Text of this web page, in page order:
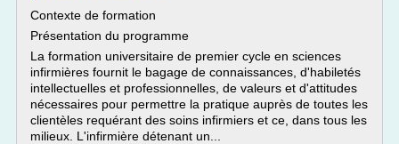
Contexte de formation
Présentation du programme
La formation universitaire de premier cycle en sciences
infirmières fournit le bagage de connaissances, d'habiletés
intellectuelles et professionnelles, de valeurs et d'attitudes
nécessaires pour permettre la pratique auprès de toutes les
clientèles requérant des soins infirmiers et ce, dans tous les
milieux. L'infirmière détenant un...